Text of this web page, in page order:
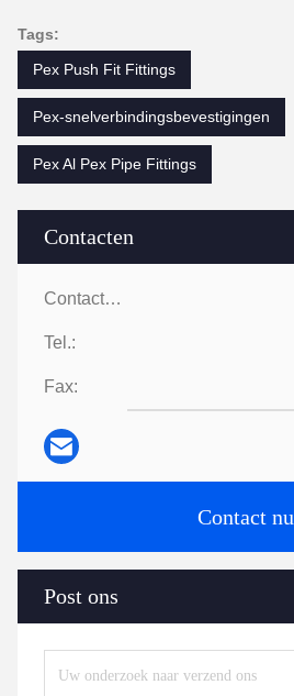
Contacten
Contacten:
Tel.:
Fax:
Contact nu
Post ons
Tags:
Pex Push Fit Fittings
Pex-snelverbindingsbevestigingen
Pex Al Pex Pipe Fittings